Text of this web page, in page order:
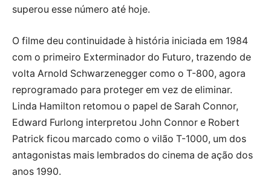
superou esse número até hoje.
O filme deu continuidade à história iniciada em 1984
com o primeiro Exterminador do Futuro, trazendo de
volta Arnold Schwarzenegger como o T-800, agora
reprogramado para proteger em vez de eliminar.
Linda Hamilton retomou o papel de Sarah Connor,
Edward Furlong interpretou John Connor e Robert
Patrick ficou marcado como o vilão T-1000, um dos
antagonistas mais lembrados do cinema de ação dos
anos 1990.